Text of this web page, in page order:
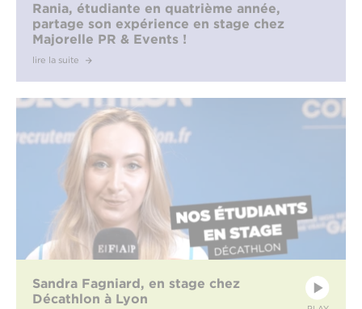
Rania, étudiante en quatrième année,
partage son expérience en stage chez
Majorelle PR & Events !
lire la suite
Sandra Fagniard, en stage chez
Décathlon à Lyon